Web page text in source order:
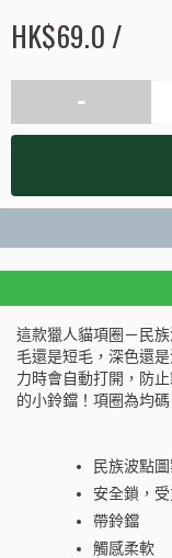
HK$69.0 /
-
這款獵人貓項圈－民
毛還是短毛，深色還
力時會自動打開，防
的小鈴鐺！項圈為均碼
民族波點
安全鎖，
帶鈴鐺
觸感柔軟